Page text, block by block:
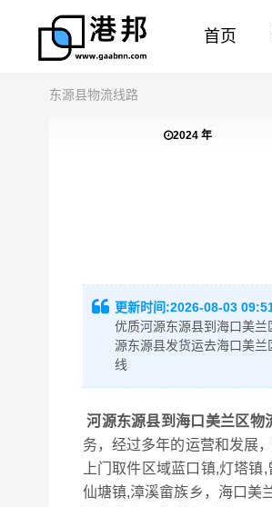
首页
东源县物流线路
2024 年
更新时间:2026-08-03
优质河源东源县到海口美
源东源县发货运去海口美
线
河源东源县到海口美兰区物
务，经过多年的运营和发展
上门取件区域蓝口镇,灯塔
仙塘镇,漳溪畲族乡，海口美